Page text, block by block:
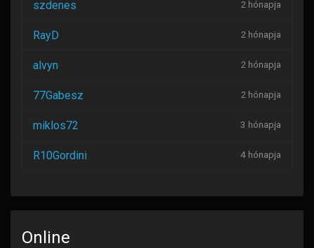
szdenes 2 hónapja
RayD 2 hónapja
alvyn 2 hónapja
77Gabesz 2 hónapja
miklos72 3 hónapja
R10Gordini 4 hónapja
Online